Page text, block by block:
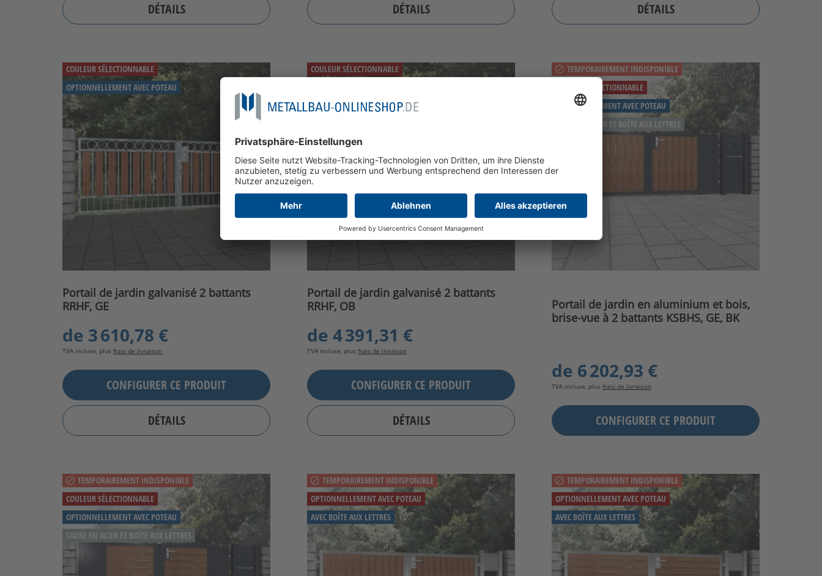
DÉTAILS DÉTAILS DÉTAILS
COULEUR SÉLECTIONNABLE
OPTIONNELLEMENT AVEC POTEAU
Portail de jardin galvanisé 2 battants
RRHF, GE
de 3 610,78 €
TVA incluse, plus frais de livraison
CONFIGURER CE PRODUIT
DÉTAILS
COULEUR SÉLECTIONNABLE
Portail de jardin galvanisé 2 battants
RRHF, OB
de 4 391,31 €
TVA incluse, plus frais de livraison
CONFIGURER CE PRODUIT
DÉTAILS
TEMPORAIREMENT INDISPONIBLE
COULEUR SÉLECTIONNABLE
OPTIONNELLEMENT AVEC POTEAU
CADRE EN ACIER ET BOÎTE AUX LETTRES
Portail de jardin en aluminium et bois,
brise-vue à 2 battants KSBHS, GE, BK
de 6 202,93 €
TVA incluse, plus frais de livraison
CONFIGURER CE PRODUIT
TEMPORAIREMENT INDISPONIBLE
COULEUR SÉLECTIONNABLE
OPTIONNELLEMENT AVEC POTEAU
CADRE EN ACIER ET BOÎTE AUX LETTRES
TEMPORAIREMENT INDISPONIBLE
OPTIONNELLEMENT AVEC POTEAU
AVEC BOÎTE AUX LETTRES
TEMPORAIREMENT INDISPONIBLE
OPTIONNELLEMENT AVEC POTEAU
AVEC BOÎTE AUX LETTRES